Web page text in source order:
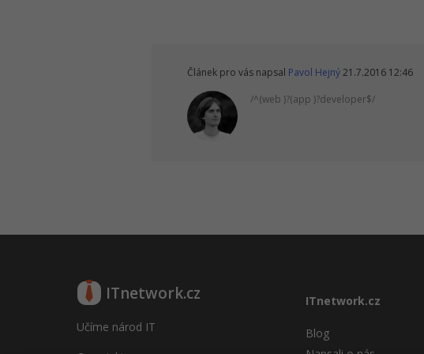
Článek pro vás napsal Pavol Hejný21.7.2016 12:46
/^(web )?(app )?developer$/
ITnetwork.cz
Učíme národ IT
ITnetwork.cz
Blog